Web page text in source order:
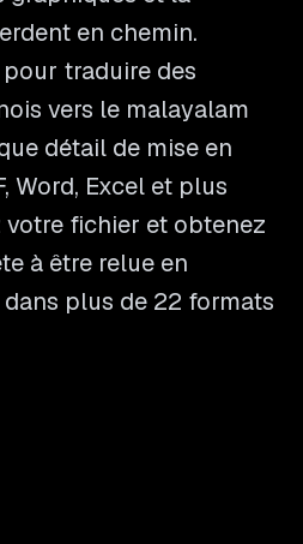
en chemin.
traduire des
vers le malayalam
détail de mise en
Word, Excel et plus
votre fichier et obtenez
à être relue en
plus de 22 formats